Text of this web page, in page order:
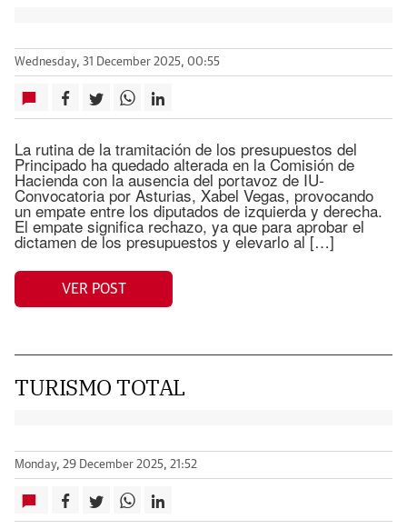
Wednesday, 31 December 2025, 00:55
La rutina de la tramitación de los presupuestos del
Principado ha quedado alterada en la Comisión de
Hacienda con la ausencia del portavoz de IU-
Convocatoria por Asturias, Xabel Vegas, provocando
un empate entre los diputados de izquierda y derecha.
El empate significa rechazo, ya que para aprobar el
dictamen de los presupuestos y elevarlo al […]
VER POST
TURISMO TOTAL
Monday, 29 December 2025, 21:52